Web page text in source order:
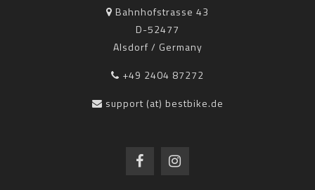
Bahnhofstrasse 43
D-52477
Alsdorf / Germany
+49 2404 87272
support (at) bestbike.de